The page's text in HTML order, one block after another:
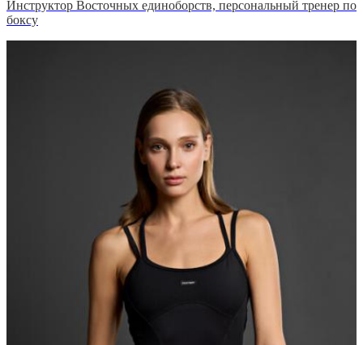
Инструктор Восточных единоборств, персональный тренер по
боксу